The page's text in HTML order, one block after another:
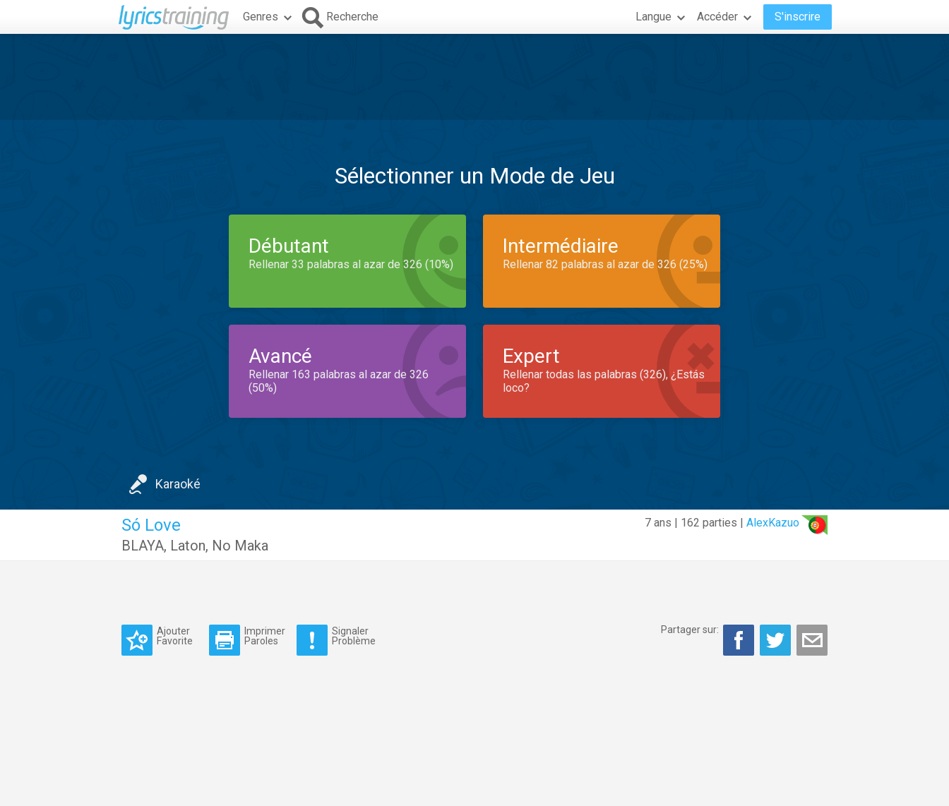
Genres Recherche Langue Accéder S'inscrire
Sélectionner un Mode de Jeu
Débutant
Rellenar 33 palabras al azar de 326 (10%)
Intermédiaire
Rellenar 82 palabras al azar de 326 (25%)
Avancé
Rellenar 163 palabras al azar de 326
(50%)
Expert
Rellenar todas las palabras (326), ¿Estás
loco?
Karaoké
7 ans | 162 parties | AlexKazuo
Só Love
BLAYA, Laton, No Maka
Ajouter
Favorite
Imprimer
Paroles
Signaler
Problème
Partager sur: